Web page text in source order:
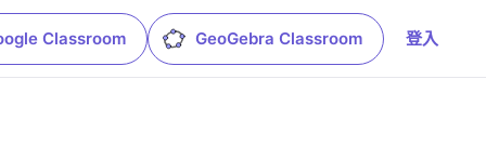
Classroom GeoGebra Classroom 登入